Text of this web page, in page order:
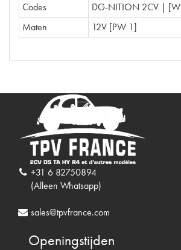
Codes
DG-NITION 2CV | [W
Maten
12V [PW 1]
+31 6 82750894
(Alleen Whatsapp)
sales@tpvfrance.com
Openingstijden